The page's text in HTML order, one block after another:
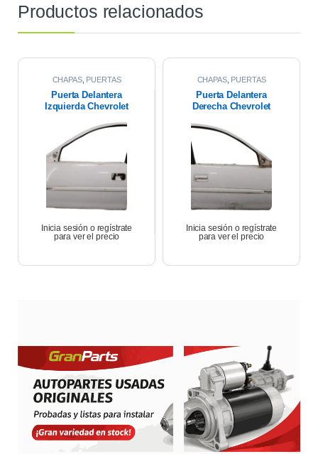
Productos relacionados
CHAPAS, PUERTAS
Puerta Delantera
Izquierda Chevrolet
Inicia sesión o regístrate
para ver el precio
CHAPAS, PUERTAS
Puerta Delantera
Derecha Chevrolet
Inicia sesión o regístrate
para ver el precio